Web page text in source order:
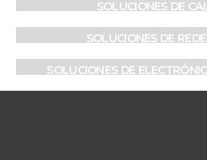
SOLUCIONES DE
SOLUCIONES DE
SOLUCIONES DE